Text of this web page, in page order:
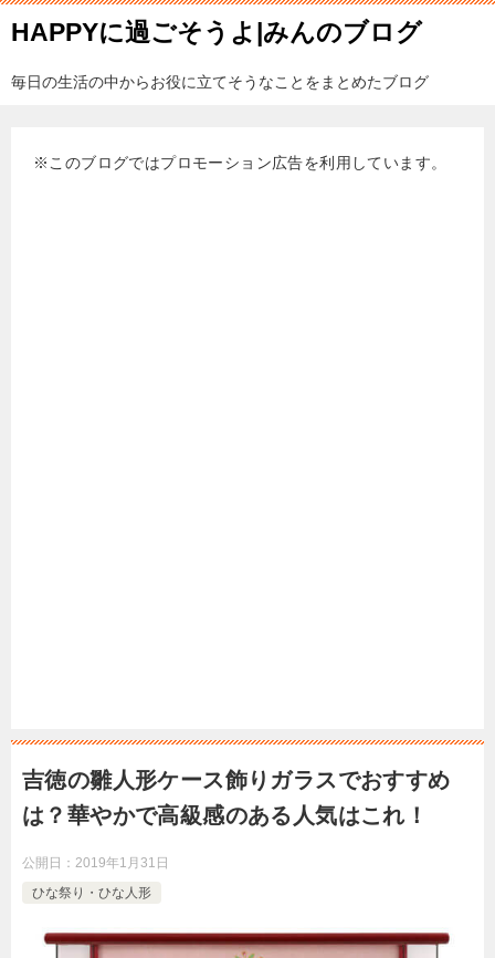
HAPPYに過ごそうよ|みんのブログ
毎日の生活の中からお役に立てそうなことをまとめたブログ
※このブログではプロモーション広告を利用しています。
吉徳の雛人形ケース飾りガラスでおすすめ
は？華やかで高級感のある人気はこれ！
公開日： 2019年1月31日
ひな祭り・ひな人形